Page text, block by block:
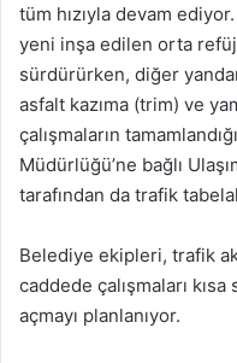
tüm hızıyla devam
yeni inşa edilen orta
sürdürürken, diğer
asfalt kazıma (trim) ve
çalışmaların
Müdürlüğü’ne bağlı
tarafından da trafik
Belediye ekipleri, trafik
caddede çalışmaları
açmayı planlanıyor.